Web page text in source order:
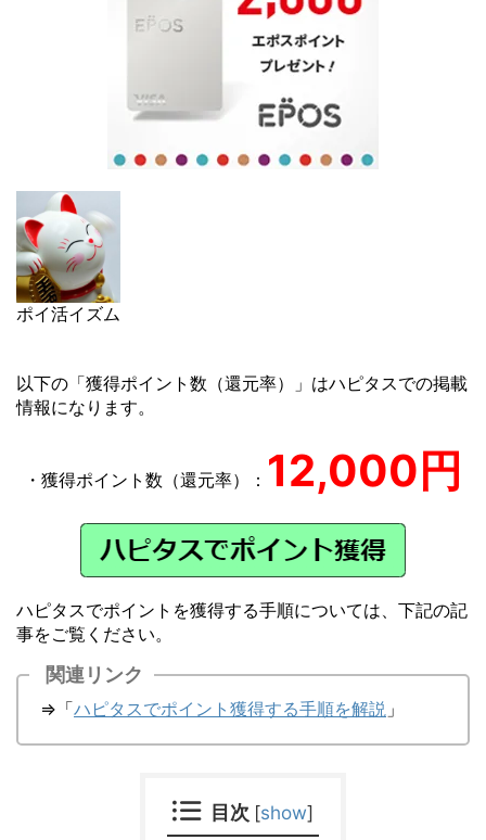
ポイ活イズム
以下の「獲得ポイント数（還元率）」はハピタスでの掲載
情報になります。
・獲得ポイント数（還元率）： 12,000円
ハピタスでポイントを獲得する手順については、下記の記
事をご覧ください。
関連リンク
⇒「ハピタスでポイント獲得する手順を解説 」
目次 [show]